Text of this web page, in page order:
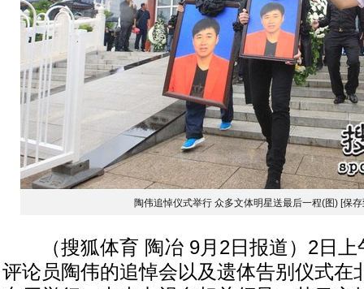
陶伟追悼仪式举行 众多文体明星送最后一程(图) [保
（搜狐体育 陶冶 9月2日报道）2日上
评论员陶伟的追悼会以及遗体告别仪式在